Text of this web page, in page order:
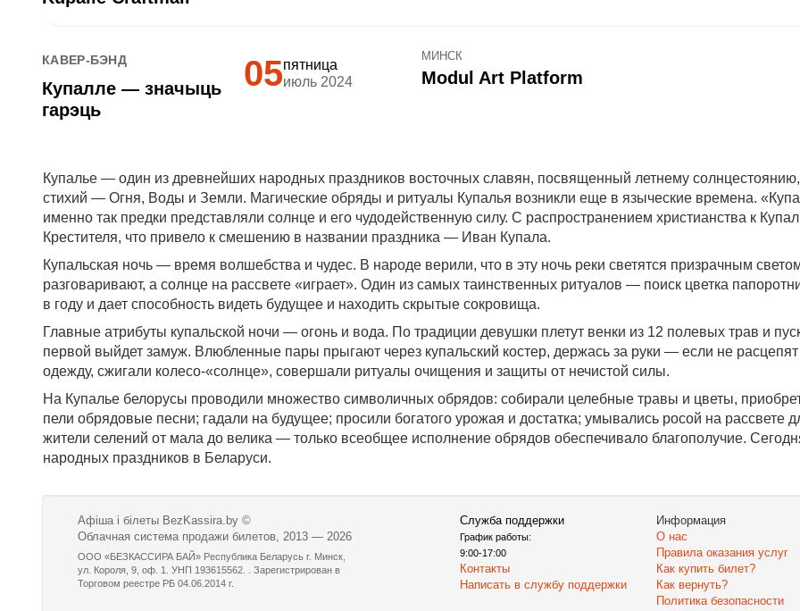
КАВЕР-БЭНД
Купалле — значыць
гарэць
05пятница
июль 2024
МИНСК
Modul Art Platform
Купалье — один из древнейших народных праздников восточных славян, посвященный летнему
стихий — Огня, Воды и Земли. Магические обряды и ритуалы Купалья возникли еще в языческие времена.
именно так предки представляли солнце и его чудодейственную силу. С распространением христианства к
Крестителя, что привело к смешению в названии праздника — Иван Купала.
Купальская ночь — время волшебства и чудес. В народе верили, что в эту ночь реки светятся призрачным
разговаривают, а солнце на рассвете «играет». Один из самых таинственных ритуалов — поиск цветка
в году и дает способность видеть будущее и находить скрытые сокровища.
Главные атрибуты купальской ночи — огонь и вода. По традиции девушки плетут венки из 12 полевых трав и
первой выйдет замуж. Влюбленные пары прыгают через купальский костер, держась за руки — если не
одежду, сжигали колесо-«солнце», совершали ритуалы очищения и защиты от нечистой силы.
На Купалье белорусы проводили множество символичных обрядов: собирали целебные травы и цветы,
пели обрядовые песни; гадали на будущее; просили богатого урожая и достатка; умывались росой на рассвете
жители селений от мала до велика — только всеобщее исполнение обрядов обеспечивало благополучие.
народных праздников в Беларуси.
Афіша і білеты BezKassira.by ©
Облачная система продажи билетов, 2013 — 2026
ООО «БЕЗКАССИРА БАЙ» Республика Беларусь г. Минск,
ул. Короля, 9, оф. 1. УНП 193615562. . Зарегистрирован в
Торговом реестре РБ 04.06.2014 г.
Служба поддержки
График работы:
9:00-17:00
Контакты
Написать в службу поддержки
Информация
О нас
Правила оказания услуг
Как купить билет?
Как вернуть?
Политика безопасности